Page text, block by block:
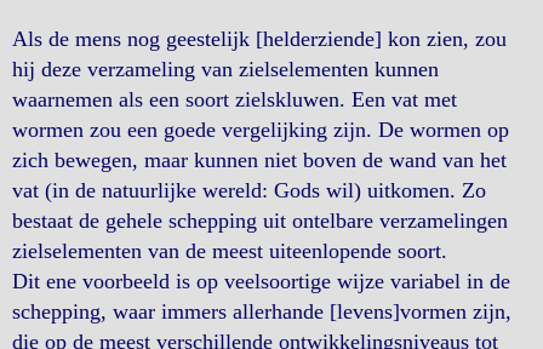
Als de mens nog geestelijk [helderziende] kon zien, zou
hij deze verzameling van zielselementen kunnen
waarnemen als een soort zielskluwen. Een vat met
wormen zou een goede vergelijking zijn. De wormen op
zich bewegen, maar kunnen niet boven de wand van het
vat (in de natuurlijke wereld: Gods wil) uitkomen. Zo
bestaat de gehele schepping uit ontelbare verzamelingen
zielselementen van de meest uiteenlopende soort.
Dit ene voorbeeld is op veelsoortige wijze variabel in de
schepping, waar immers allerhande [levens]vormen zijn,
die op de meest verschillende ontwikkelingsniveaus tot